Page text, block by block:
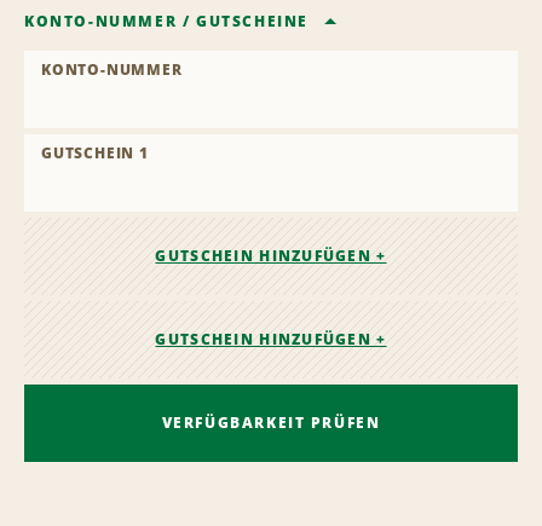
KONTO-NUMMER / GUTSCHEINE
KONTO-NUMMER
GUTSCHEIN 1
GUTSCHEIN HINZUFÜGEN +
GUTSCHEIN HINZUFÜGEN +
VERFÜGBARKEIT PRÜFEN